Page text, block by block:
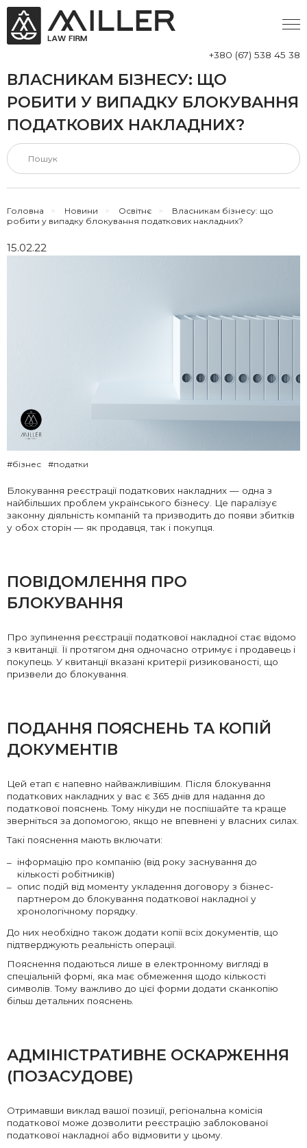
+380 (67) 538 45 38
ВЛАСНИКАМ БІЗНЕСУ: ЩО
РОБИТИ У ВИПАДКУ БЛОКУВАННЯ
ПОДАТКОВИХ НАКЛАДНИХ?
Головна > Новини > Освітнє >
Власникам бізнесу: що
робити у випадку блокування податкових накладних?
15.02.22
#бізнес #податки
Блокування реєстрації податкових накладних — одна з
найбільших проблем українського бізнесу. Це паралізує
законну діяльність компаній та призводить до появи збитків
у обох сторін — як продавця, так і покупця.
ПОВІДОМЛЕННЯ ПРО
БЛОКУВАННЯ
Про зупинення реєстрації податкової накладної стає відомо
з квитанції. Її протягом дня одночасно отримує і продавець і
покупець. У квитанції вказані критерії ризикованості, що
призвели до блокування.
ПОДАННЯ ПОЯСНЕНЬ ТА КОПІЙ
ДОКУМЕНТІВ
Цей етап є напевно найважливішим. Після блокування
податкових накладних у вас є 365 днів для надання до
податкової пояснень. Тому нікуди не поспішайте та краще
зверніться за допомогою, якщо не впевнені у власних силах.
Такі пояснення мають включати:
інформацію про компанію (від року заснування до
кількості робітників)
опис подій від моменту укладення договору з бізнес-
партнером до блокування податкової накладної у
хронологічному порядку.
До них необхідно також додати копії всіх документів, що
підтверджують реальність операції.
Пояснення подаються лише в електронному вигляді в
спеціальній формі, яка має обмеження щодо кількості
символів. Тому важливо до цієї форми додати сканкопію
більш детальних пояснень.
АДМІНІСТРАТИВНЕ ОСКАРЖЕННЯ
(ПОЗАСУДОВЕ)
Отримавши виклад вашої позиції, регіональна комісія
податкової може дозволити реєстрацію заблокованої
податкової накладної або відмовити у цьому.